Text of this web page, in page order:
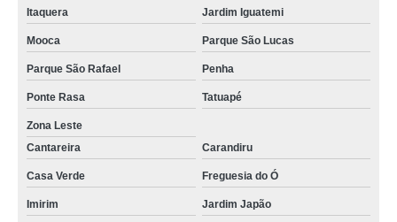
Itaquera Jardim Iguatemi
Mooca Parque São Lucas
Parque São Rafael Penha
Ponte Rasa Tatuapé
Zona Leste
Cantareira
Carandiru
Casa Verde Freguesia do Ó
Imirim Jardim Japão